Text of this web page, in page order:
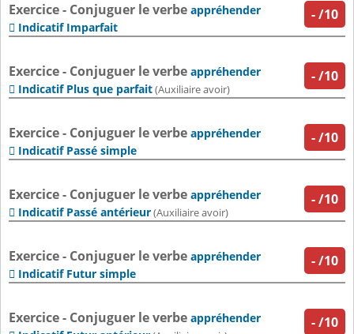
-/10
Exercice - Conjuguer le verbe appréhender
 Indicatif Imparfait
-/10
Exercice - Conjuguer le verbe appréhender
 Indicatif Plus que parfait(Auxiliaire avoir)
-/10
Exercice - Conjuguer le verbe appréhender
 Indicatif Passé simple
-/10
Exercice - Conjuguer le verbe appréhender
 Indicatif Passé antérieur(Auxiliaire avoir)
-/10
Exercice - Conjuguer le verbe appréhender
 Indicatif Futur simple
-/10
Exercice - Conjuguer le verbe appréhender